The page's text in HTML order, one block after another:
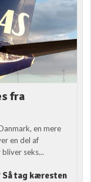
fra
en mere
en del af
seks...
Så tag kæresten